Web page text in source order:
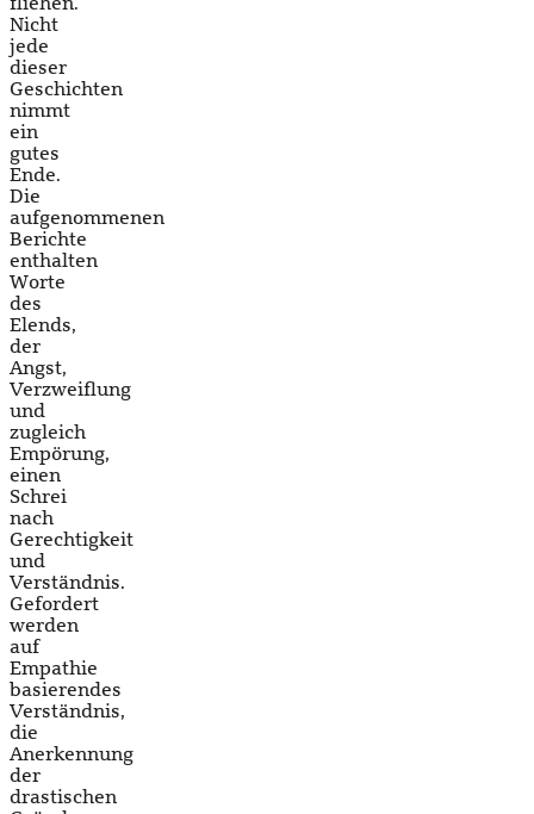
Nicht
jede
dieser
Geschichten
nimmt
ein
gutes
Ende.
Die
aufgenommenen
Berichte
enthalten
Worte
des
Elends,
der
Angst,
Verzweiflung
und
zugleich
Empörung,
einen
Schrei
nach
Gerechtigkeit
und
Verständnis.
Gefordert
werden
auf
Empathie
basierendes
Verständnis,
die
Anerkennung
der
drastischen